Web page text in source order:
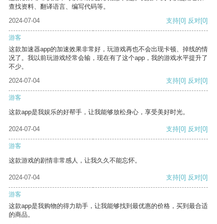
查找资料、翻译语言、编写代码等。
2024-07-04
支持[0] 反对[0]
游客
这款加速器app的加速效果非常好，玩游戏再也不会出现卡顿、掉线的情
况了。我以前玩游戏经常会输，现在有了这个app，我的游戏水平提升了
不少。
2024-07-04
支持[0] 反对[0]
游客
这款app是我娱乐的好帮手，让我能够放松身心，享受美好时光。
2024-07-04 支持[0] 反对[0]
游客
这款游戏的剧情非常感人，让我久久不能忘怀。
2024-07-04 支持[0] 反对[0]
游客
这款app是我购物的得力助手，让我能够找到最优惠的价格，买到最合适
的商品。